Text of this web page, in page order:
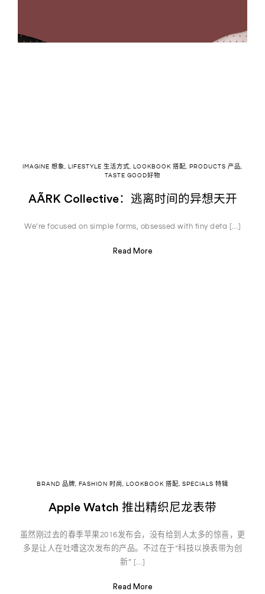
IMAGINE 想象, LIFESTYLE 生活方式, LOOKBOOK 搭配, PRODUCTS 产品,
TASTE GOOD好物
AÃRK Collective：逃离时间的异想天开
We’re focused on simple forms, obsessed with tiny deta […]
Read More
BRAND 品牌, FASHION 时尚 , LOOKBOOK 搭配, SPECIALS 特辑
Apple Watch 推出精织尼龙表带
虽然刚过去的春季苹果2016发布会，没有给到人太多的惊喜，更
多是让人在吐嘈这次发布的产品。不过在于“科技以换表带为创
新” […]
Read More